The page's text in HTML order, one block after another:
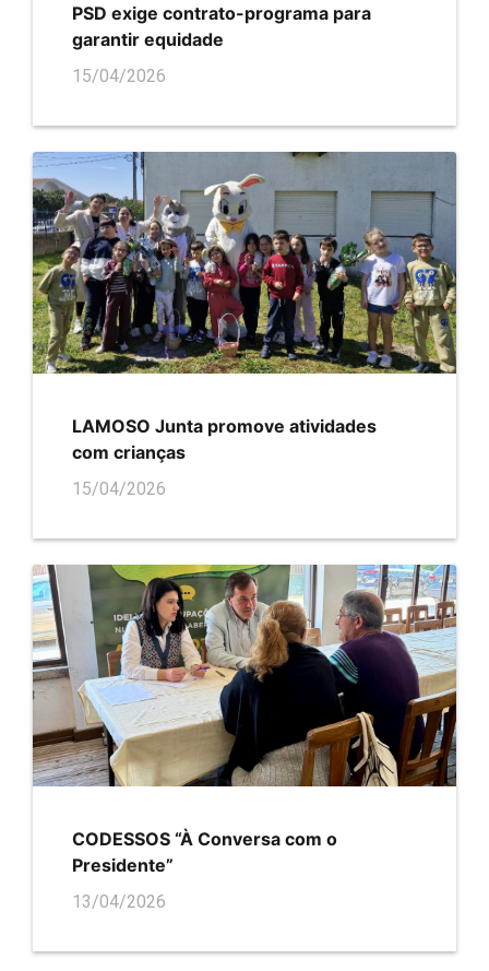
PSD exige contrato-programa para
garantir equidade
15/04/2026
LAMOSO Junta promove atividades
com crianças
15/04/2026
CODESSOS “À Conversa com o
Presidente”
13/04/2026